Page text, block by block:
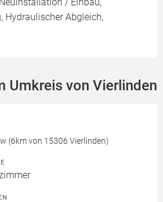
Hydraulischer Abgleich,
Umkreis von Vierlinden
(6km von 15306 Vierlinden)